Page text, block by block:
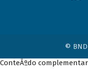
©
ConteÃºdo complementar